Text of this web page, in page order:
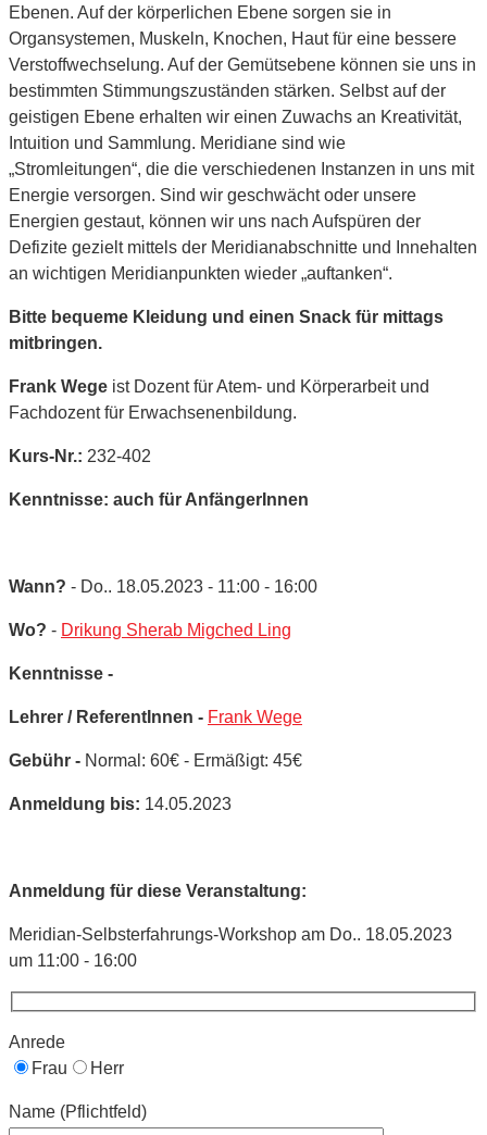
Ebenen. Auf der körperlichen Ebene sorgen sie in
Organsystemen, Muskeln, Knochen, Haut für eine bessere
Verstoffwechselung. Auf der Gemütsebene können sie uns in
bestimmten Stimmungszuständen stärken. Selbst auf der
geistigen Ebene erhalten wir einen Zuwachs an Kreativität,
Intuition und Sammlung. Meridiane sind wie
„Stromleitungen“, die die verschiedenen Instanzen in uns mit
Energie versorgen. Sind wir geschwächt oder unsere
Energien gestaut, können wir uns nach Aufspüren der
Defizite gezielt mittels der Meridianabschnitte und Innehalten
an wichtigen Meridianpunkten wieder „auftanken“.
Bitte bequeme Kleidung und einen Snack für mittags
mitbringen.
Frank Wege ist Dozent für Atem- und Körperarbeit und
Fachdozent für Erwachsenenbildung.
Kurs-Nr.: 232-402
Kenntnisse: auch für AnfängerInnen
Wann? - Do.. 18.05.2023 - 11:00 - 16:00
Wo? - Drikung Sherab Migched Ling
Kenntnisse -
Lehrer / ReferentInnen - Frank Wege
Gebühr - Normal: 60€ - Ermäßigt: 45€
Anmeldung bis: 14.05.2023
Anmeldung für diese Veranstaltung:
Meridian-Selbsterfahrungs-Workshop am Do.. 18.05.2023
um 11:00 - 16:00
Anrede
Frau
Herr
Name (Pflichtfeld)